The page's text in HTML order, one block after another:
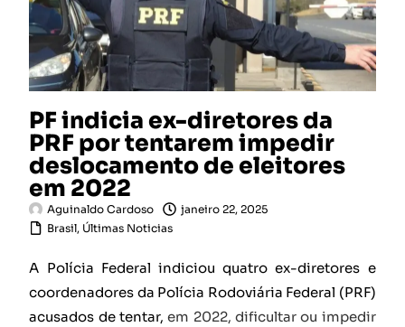
PF indicia ex-diretores da
PRF por tentarem impedir
deslocamento de eleitores
em 2022
Aguinaldo Cardoso
janeiro 22, 2025
Brasil, Últimas Noticias
A Polícia Federal indiciou quatro ex-diretores e
coordenadores da Polícia Rodoviária Federal (PRF)
acusados de tentar,em 2022, dificultar ou impedir